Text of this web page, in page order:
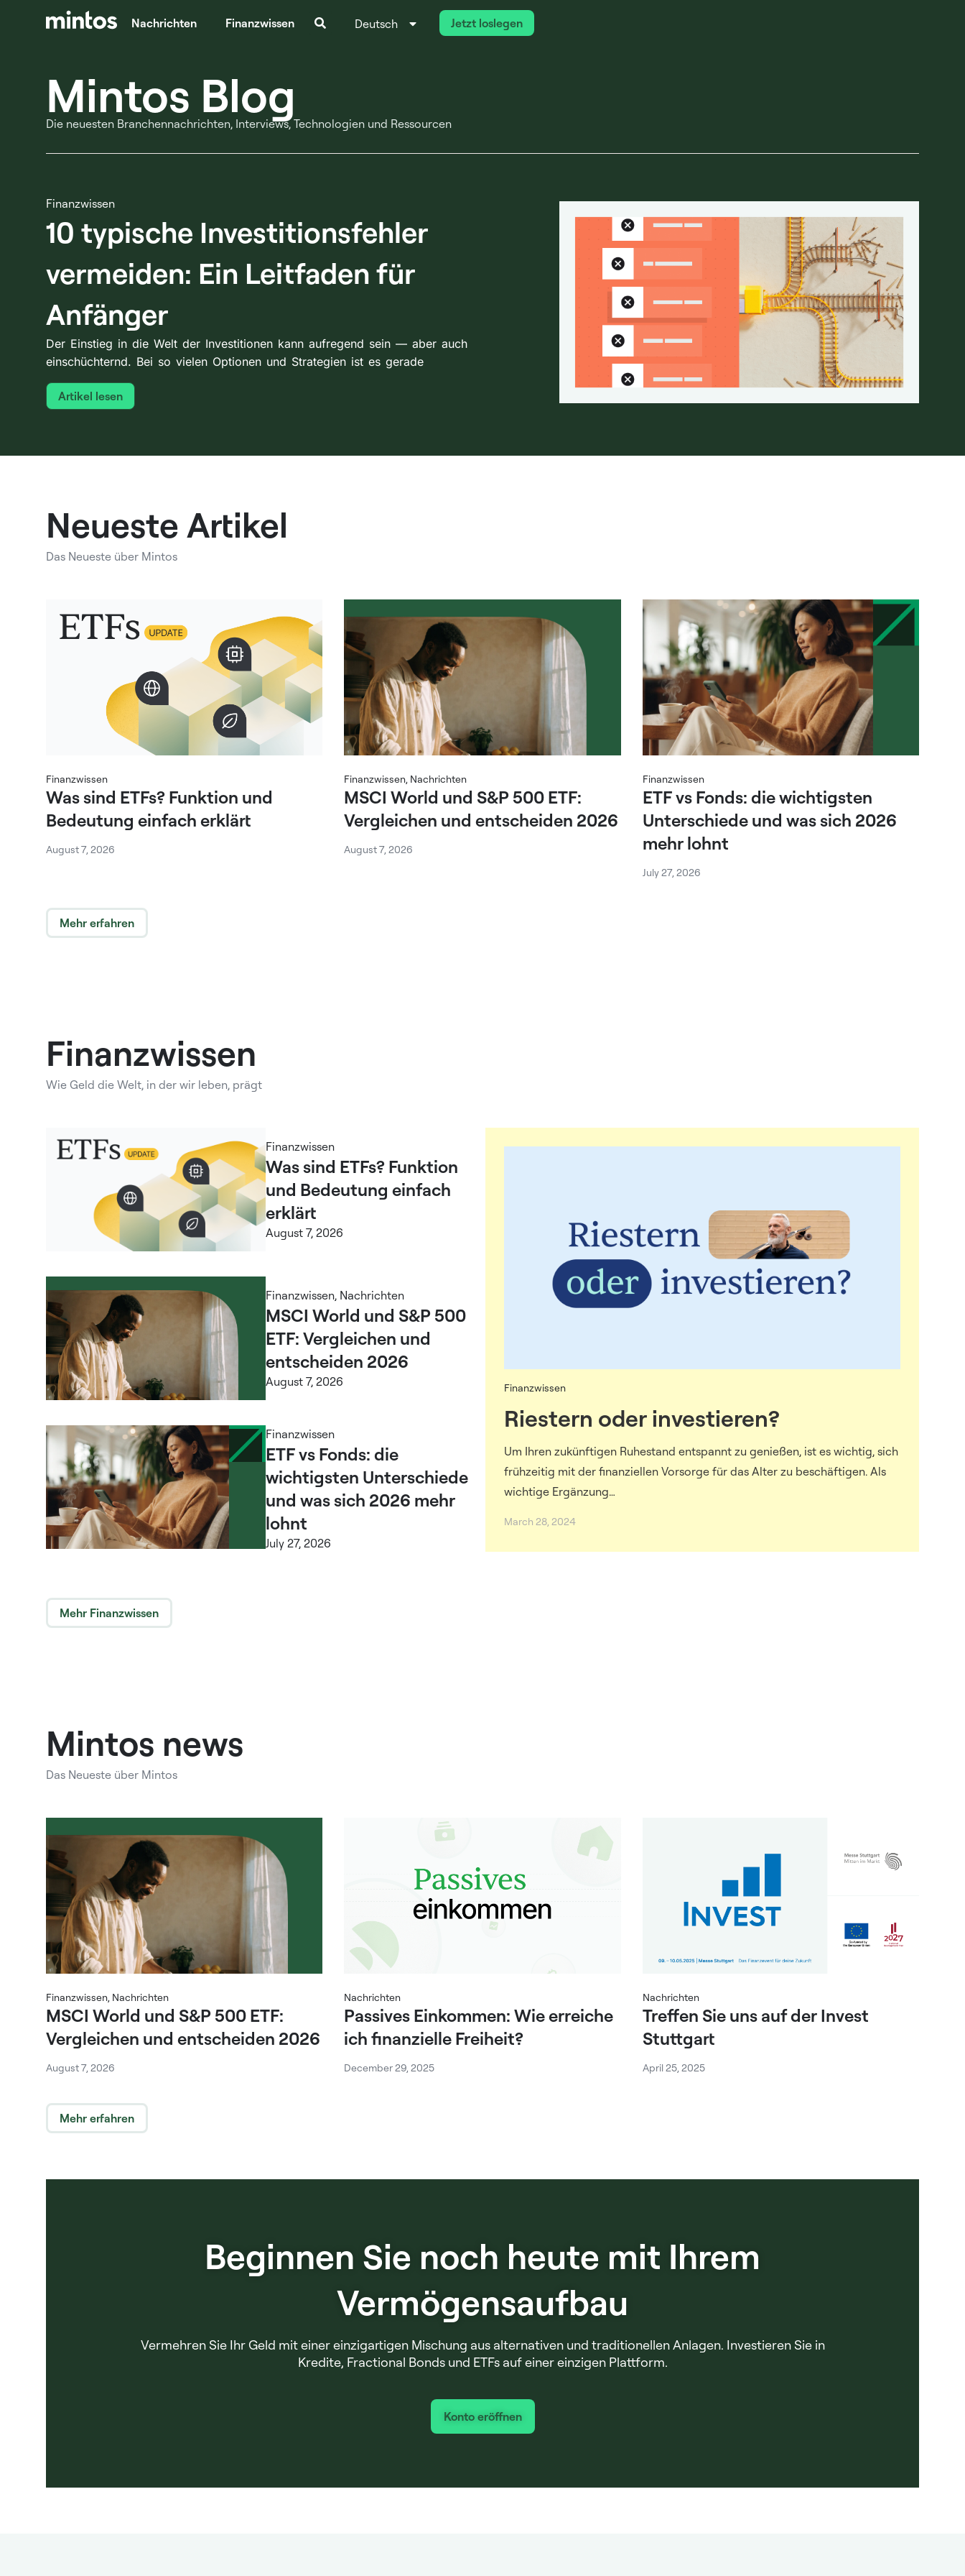
Nachrichten Finanzwissen Deutsch
Italiano Jetzt loslegen
Mintos Blog
Die neuesten Branchennachrichten, Interviews, Technologien und Ressourcen
Finanzwissen
10 typische Investitionsfehler
vermeiden: Ein Leitfaden für
Anfänger
Der Einstieg in die Welt der Investitionen kann aufregend sein — aber auch
einschüchternd. Bei so vielen Optionen und Strategien ist es gerade
Artikel lesen
Neueste Artikel
Das Neueste über Mintos
Finanzwissen
Was sind ETFs? Funktion und
Bedeutung einfach erklärt
August 7, 2026
Finanzwissen, Nachrichten
MSCI World und S&P 500 ETF:
Vergleichen und entscheiden 2026
August 7, 2026
Finanzwissen
ETF vs Fonds: die wichtigsten
Unterschiede und was sich 2026
mehr lohnt
July 27, 2026
Mehr erfahren
Finanzwissen
Wie Geld die Welt, in der wir leben, prägt
Finanzwissen
Was sind ETFs? Funktion
und Bedeutung einfach
erklärt
August 7, 2026
Finanzwissen, Nachrichten
MSCI World und S&P 500
ETF: Vergleichen und
entscheiden 2026
August 7, 2026
Finanzwissen
ETF vs Fonds: die
wichtigsten Unterschiede
und was sich 2026 mehr
lohnt
July 27, 2026
Finanzwissen
Riestern oder investieren?
Um Ihren zukünftigen Ruhestand entspannt zu genießen, ist es wichtig, sich
frühzeitig mit der finanziellen Vorsorge für das Alter zu beschäftigen. Als
wichtige Ergänzung…
March 28, 2024
Mehr Finanzwissen
Mintos news
Das Neueste über Mintos
Finanzwissen, Nachrichten
MSCI World und S&P 500 ETF:
Vergleichen und entscheiden 2026
August 7, 2026
Nachrichten
Passives Einkommen: Wie erreiche
ich finanzielle Freiheit?
December 29, 2025
Nachrichten
Treffen Sie uns auf der Invest
Stuttgart
April 25, 2025
Mehr erfahren
Beginnen Sie noch heute mit Ihrem
Vermögensaufbau
Vermehren Sie Ihr Geld mit einer einzigartigen Mischung aus alternativen und traditionellen Anlagen. Investieren Sie in
Kredite, Fractional Bonds und ETFs auf einer einzigen Plattform.
Konto eröffnen